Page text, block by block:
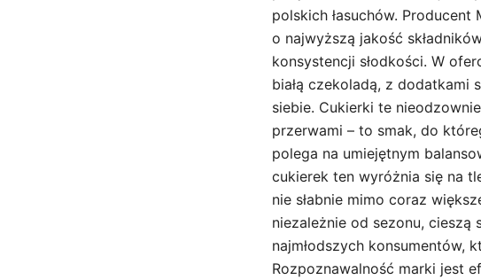
polskich łasuchów.
o najwyższą jakość
konsystencji słodkości. W
białą czekoladą, z dodatkami
siebie. Cukierki te
przerwami – to smak, do
polega na umiejętnym
cukierek ten wyróżnia się na
nie słabnie mimo coraz
niezależnie od sezonu, cieszą
najmłodszych konsumentów,
Rozpoznawalność marki jest